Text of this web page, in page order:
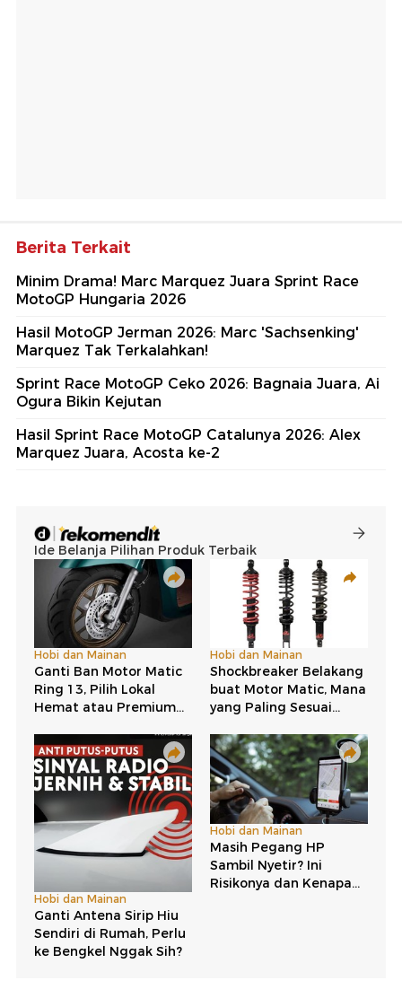
Berita Terkait
Minim Drama! Marc Marquez Juara Sprint Race
MotoGP Hungaria 2026
Hasil MotoGP Jerman 2026: Marc 'Sachsenking'
Marquez Tak Terkalahkan!
Sprint Race MotoGP Ceko 2026: Bagnaia Juara, Ai
Ogura Bikin Kejutan
Hasil Sprint Race MotoGP Catalunya 2026: Alex
Marquez Juara, Acosta ke-2